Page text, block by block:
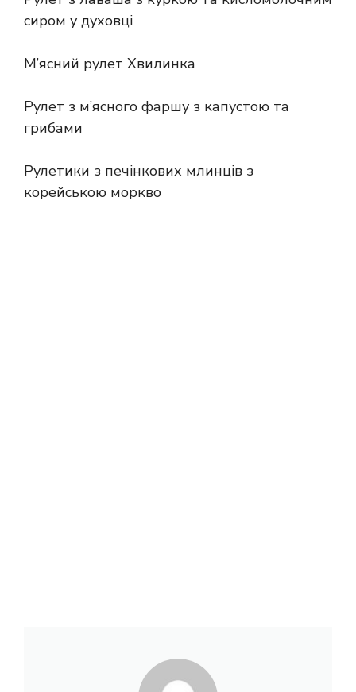
сиром у духовці
М’ясний рулет Хвилинка
Рулет з м’ясного фаршу з капустою та
грибами
Рулетики з печінкових млинців з
корейською моркво